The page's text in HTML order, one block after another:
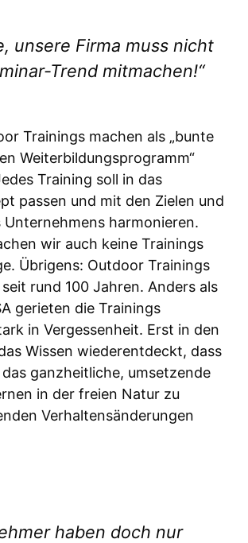
unsere Firma muss nicht
Trend mitmachen!“
Trainings machen als „bunte
Weiterbildungsprogramm“
Training soll in das
passen und mit den Zielen und
Unternehmens harmonieren.
wir auch keine Trainings
Übrigens: Outdoor Trainings
rund 100 Jahren. Anders als
gerieten die Trainings
in Vergessenheit. Erst in den
Wissen wiederentdeckt, dass
ganzheitliche, umsetzende
in der freien Natur zu
Verhaltensänderungen
haben doch nur